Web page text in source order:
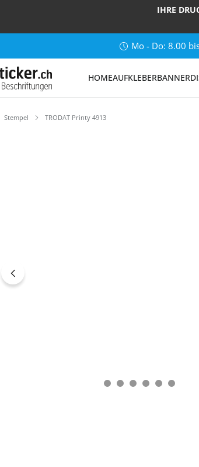
IHRE
Mo - Do: 8.00
HOMEAUFKLEBERBANNER
Stempel TRODAT Printy 4913